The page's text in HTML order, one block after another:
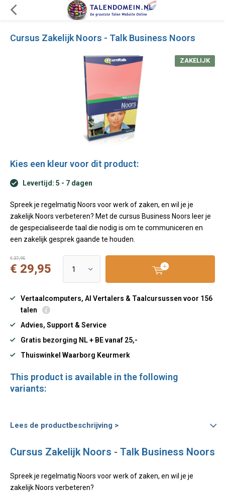
Cursus Zakelijk Noors - Talk Business Noors
ZAKELIJK
Kies een kleur voor dit product:
Levertijd: 5 - 7 dagen
Spreek je regelmatig Noors voor werk of zaken, en wil je je
zakelijk Noors verbeteren? Met de cursus Business Noors leer je
de gespecialiseerde taal die nodig is om te communiceren en
een zakelijk gesprek gaande te houden.
€ 37,95
€ 29,95
Vertaalcomputers, AI Vertalers & Taalcursussen voor 156
talen
Advies, Support & Service
Gratis bezorging NL + BE vanaf 25,-
Thuiswinkel Waarborg Keurmerk
This product is available in the following
variants:
Lees de productbeschrijving >
Cursus Zakelijk Noors - Talk Business Noors
Spreek je regelmatig Noors voor werk of zaken, en wil je je
zakelijk Noors verbeteren?